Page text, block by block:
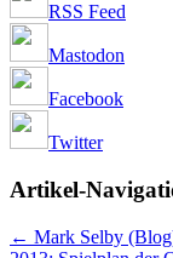
RSS Feed
Mastodon
Facebook
Twitter
Artikel-
← Mark Selby